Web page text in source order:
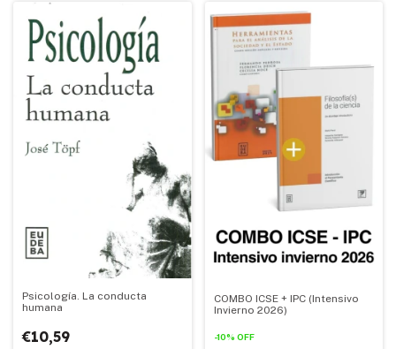
Psicología. La conducta
humana
€10,59
COMBO ICSE + IPC (Intensivo
Invierno 2026)
-10% OFF